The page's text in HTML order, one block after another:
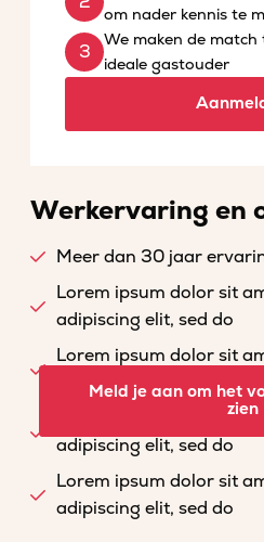
om nader kennis te
We maken de match
ideale gastouder
Werkervaring en
Meer dan 30 jaar
Lorem ipsum dolor sit
adipiscing elit, sed do
Lorem ipsum dolor sit
adipiscing elit, sed do
Lorem ipsum dolor sit
adipiscing elit, sed do
Lorem ipsum dolor sit
adipiscing elit, sed do
Meld je aan om het
zien